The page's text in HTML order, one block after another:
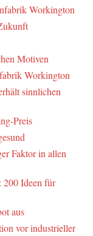
Workington
Motiven
Workington
sinnlichen
Preis
Faktor in allen
200 Ideen für
aus
vor industrieller